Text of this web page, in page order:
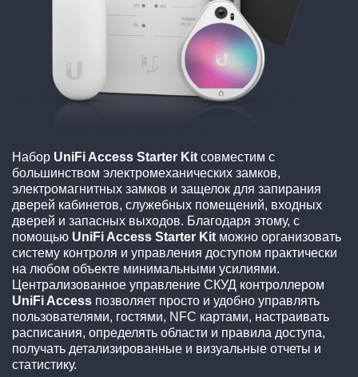
Набор UniFi Access Starter Kit совместим с
большинством электромеханических замков,
электромагнитных замков и защелок для запирания
дверей кабинетов, служебных помещений, входных
дверей и запасных выходов. Благодаря этому, с
помощью UniFi Access Starter Kit можно организовать
систему контроля и управления доступом практически
на любом объекте минимальными усилиями.
Централизованное управление СКУД контроллером
UniFi Access позволяет просто и удобно управлять
пользователями, гостями, NFC картами, настраивать
расписания, определять области и правила доступа,
получать детализированные и визуальные отчеты и
статистику.